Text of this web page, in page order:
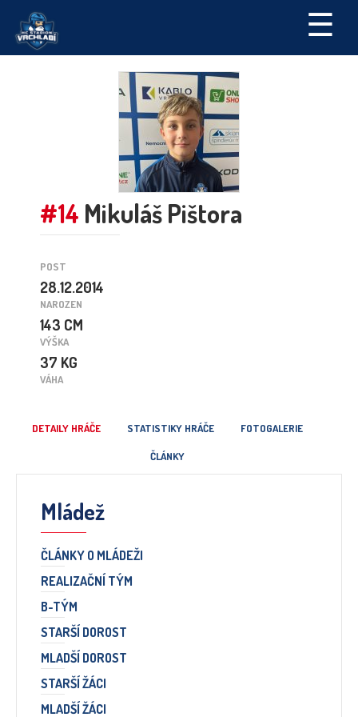
☰
#14 Mikuláš Pištora
POST
28.12.2014
NAROZEN
143 CM
VÝŠKA
37 KG
VÁHA
DETAILY HRÁČE STATISTIKY HRÁČE FOTOGALERIE
ČLÁNKY
Mládež
ČLÁNKY O MLÁDEŽI
REALIZAČNÍ TÝM
B-TÝM
STARŠÍ DOROST
MLADŠÍ DOROST
STARŠÍ ŽÁCI
MLADŠÍ ŽÁCI